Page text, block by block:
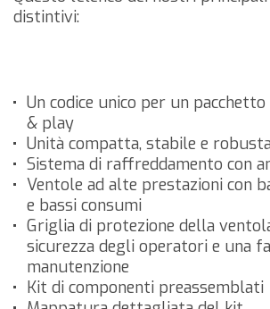
distintivi:
Un codice unico per un
& play
Unità compatta, stabile e robusta
Sistema di raffreddamento con
Ventole ad alte prestazioni con
e bassi consumi
Griglia di protezione della
sicurezza degli operatori e una
manutenzione
Kit di componenti preassemblati